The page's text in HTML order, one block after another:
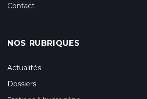
Contact
NOS RUBRIQUES
Actualités
Dossiers